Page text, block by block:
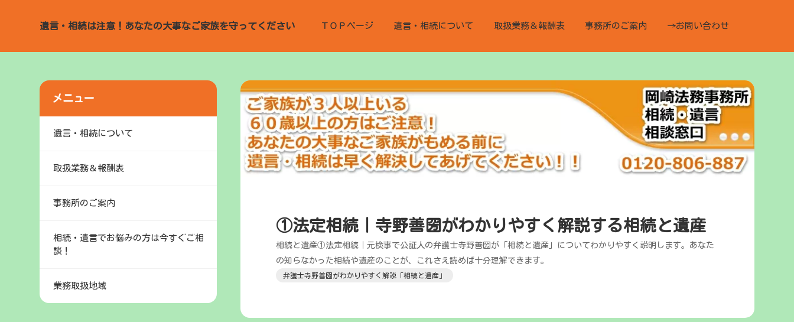
遺言・相続は注意！あなたの大事なご家族を守ってください ＴＯＰページ 遺言・相続について 取扱業務＆報酬表 事務所のご案内 →お問い合わせ
①法定相続｜寺野善圀がわかりやすく解説する相続と遺産
相続と遺産①法定相続｜元検事で公証人の弁護士寺野善圀が「相続と遺産」についてわかりやすく説明します。あなた
の知らなかった相続や遺産のことが、これさえ読めば十分理解できます。
弁護士寺野善圀がわかりやすく解説「相続と遺産」
メニュー
遺言・相続について
取扱業務＆報酬表
事務所のご案内
相続・遺言でお悩みの方は今すぐご相
談！
業務取扱地域